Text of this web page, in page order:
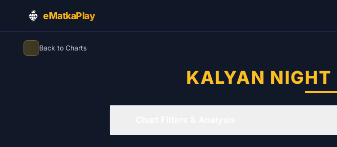
eMatkaPlay
Back to Charts
KALYAN NIGHT